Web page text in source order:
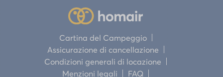
Cartina del Campeggio
Assicurazione di cancellazione
Condizioni generali di locazione
Menzioni legali
FAQ